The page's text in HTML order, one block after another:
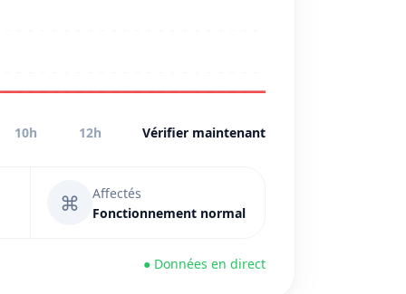
10h 12h Vérifier maintenant
⌘
Affectés
Fonctionnement normal
● Données en direct